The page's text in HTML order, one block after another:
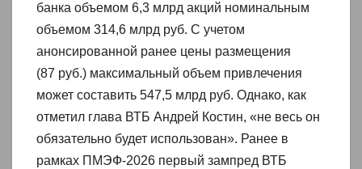
банка объемом 6,3 млрд акций номинальным
объемом 314,6 млрд руб. С учетом
анонсированной ранее цены размещения
(87 руб.) максимальный объем привлечения
может составить 547,5 млрд руб. Однако, как
отметил глава ВТБ Андрей Костин, «не весь он
обязательно будет использован». Ранее в
рамках ПМЭФ-2026 первый зампред ВТБ